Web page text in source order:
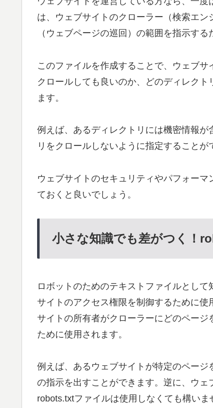
は、ウェブサイトのクローラー（検索エ
（ウェブページの巡回）の範囲を指示す
このファイルを作成することで、ウェブ
クロールしても良いのか、どのディレク
ます。
例えば、あるディレクトリには機密情報が
リをクロールしないように指定することが
ウェブサイトのセキュリティやパフォーマ
ておくと良いでしょう。
小さな知識でも差がつく！
ロボットのためのテキストファイルとし
サイトのアクセス権限を制御するために
サイトの所有者がクローラーにどのペー
ために使用されます。
例えば、あるウェブサイトが特定のペー
の指示を出すことができます。逆に、ウェ
robots.txtファイルは使用しなくても構いま